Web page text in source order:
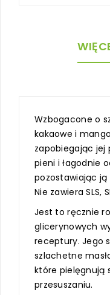
Wzbogacone o
kakaowe i
zapobiegając jej
pieni i łagodnie
pozostawiając
Nie zawiera SLS,
Jest to ręcznie
glicerynowych
receptury. Jego
szlachetne
które pielęgnują
przesuszaniu.